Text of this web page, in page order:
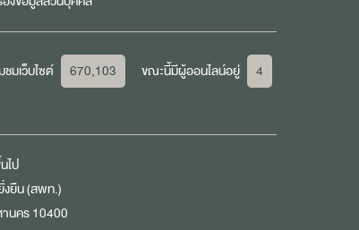
ชมเว็บไซต์ 670,103 ขณะนี้มีผู้ออนไลน์อยู่ 4
ไป
ยืน (สพท.)
นคร 10400